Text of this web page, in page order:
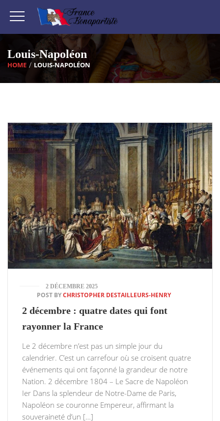
Louis-Napoléon
HOME LOUIS-NAPOLÉON
2 DÉCEMBRE 2025
POST BYCHRISTOPHER DESTAILLEURS-HENRY
2 décembre : quatre dates qui font
rayonner la France
Le 2 décembre n’est pas un simple jour du
calendrier. C’est un carrefour où se croisent quatre
événements qui ont façonné la grandeur de notre
Nation. 2 décembre 1804 – Le Sacre de Napoléon
Ier Dans la splendeur de Notre-Dame de Paris,
Napoléon se couronne Empereur, affirmant la
souveraineté d’un […]